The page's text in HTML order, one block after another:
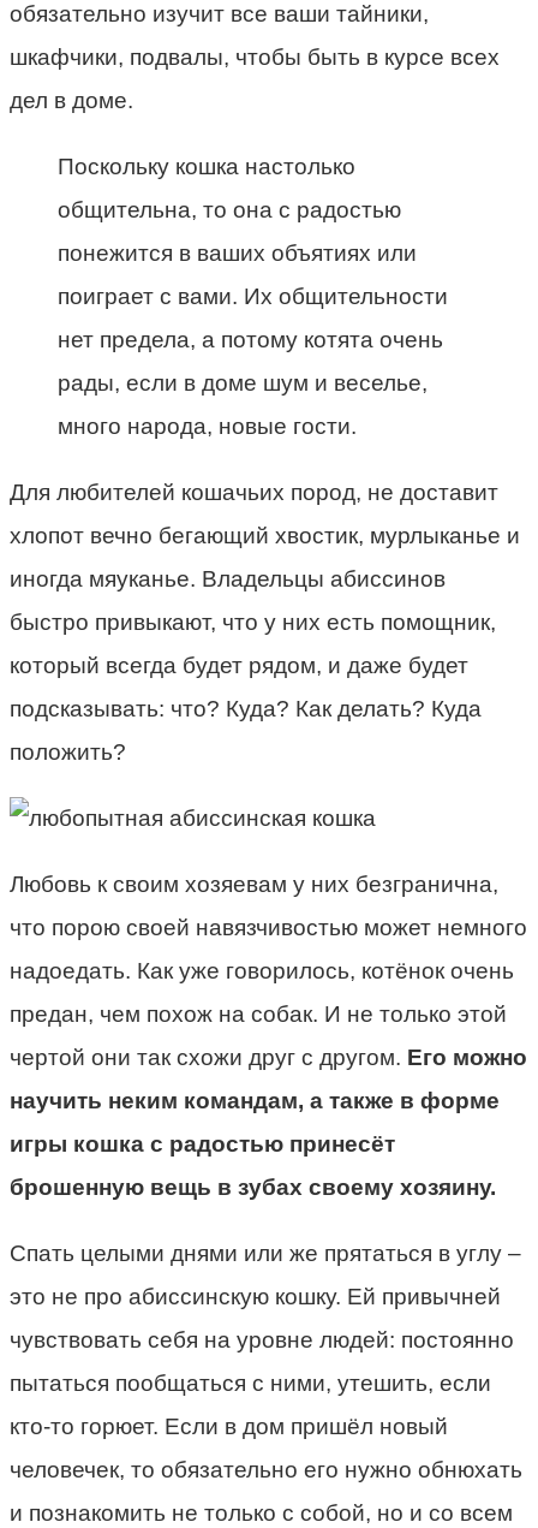
обязательно изучит все ваши тайники,
шкафчики, подвалы, чтобы быть в курсе всех
дел в доме.
Поскольку кошка настолько
общительна, то она с радостью
понежится в ваших объятиях или
поиграет с вами. Их общительности
нет предела, а потому котята очень
рады, если в доме шум и веселье,
много народа, новые гости.
Для любителей кошачьих пород, не доставит
хлопот вечно бегающий хвостик, мурлыканье и
иногда мяуканье. Владельцы абиссинов
быстро привыкают, что у них есть помощник,
который всегда будет рядом, и даже будет
подсказывать: что? Куда? Как делать? Куда
положить?
Любовь к своим хозяевам у них безгранична,
что порою своей навязчивостью может немного
надоедать. Как уже говорилось, котёнок очень
предан, чем похож на собак. И не только этой
чертой они так схожи друг с другом. Его можно
научить неким командам, а также в форме
игры кошка с радостью принесёт
брошенную вещь в зубах своему хозяину.
Спать целыми днями или же прятаться в углу –
это не про абиссинскую кошку. Ей привычней
чувствовать себя на уровне людей: постоянно
пытаться пообщаться с ними, утешить, если
кто-то горюет. Если в дом пришёл новый
человечек, то обязательно его нужно обнюхать
и познакомить не только с собой, но и со всем